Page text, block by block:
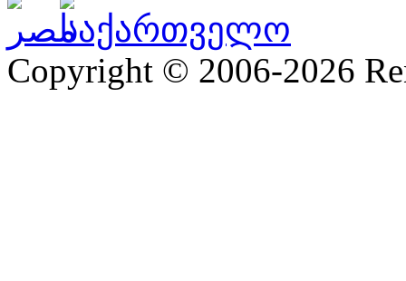
Copyright © 2006-2026